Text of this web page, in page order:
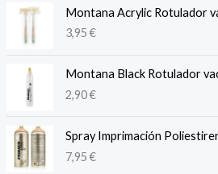
Montana Acrylic Rotulador
3,95€
Montana Black Rotulador
2,90€
Spray Imprimación
7,95€